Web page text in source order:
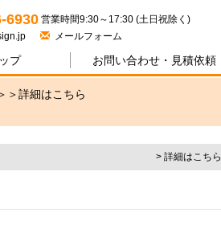
ワン
6930 営業時間9:30～17:30 (土日祝除く)
メールフォーム
プ お問い合わせ・ 見積依頼
＞詳細はこちら
> 詳細はこちら